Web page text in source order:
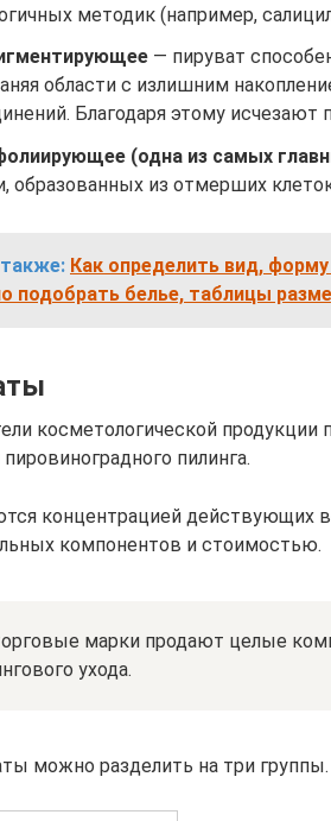
методик (например,
— пируват
области с излишним
Благодаря этому исчезают
(одна из самых
образованных из отмерших
Как определить вид,
подобрать белье, таблицы
косметологической
пилинга.
концентрацией действующих
компонентов и стоимостью.
марки продают целые
ухода.
можно разделить на три